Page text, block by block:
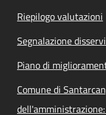
Riepilogo valutazioni
Segnalazione
Piano di
Comune di